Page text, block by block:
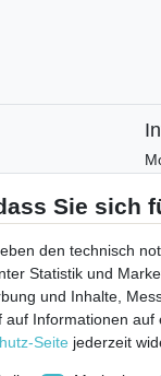
den technisch
Statistik und
und Inhalte,
Informationen
Seite jederzeit